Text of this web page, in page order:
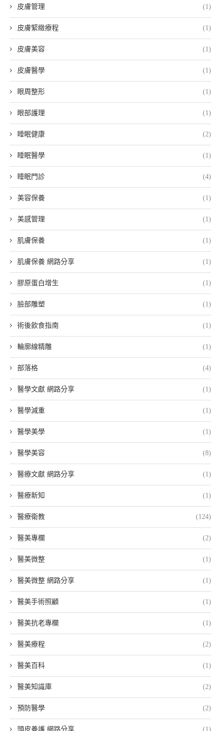
皮膚管理 (1)
皮膚緊緻療程 (1)
皮膚美容 (1)
皮膚醫學 (1)
眼周整形 (1)
眼部護理 (1)
睡眠健康 (2)
睡眠醫學 (1)
睡眠門診 (4)
美容保養 (1)
美感管理 (1)
肌膚保養 (1)
肌膚保養 網路分享 (1)
膠原蛋白增生 (1)
臉部雕塑 (1)
術後飲食指南 (1)
輪廓線精雕 (1)
部落格 (4)
醫學文獻 網路分享 (1)
醫學減重 (1)
醫學美學 (1)
醫學美容 (8)
醫療文獻 網路分享 (1)
醫療新知 (1)
醫療衛教 (124)
醫美專欄 (2)
醫美微整 (1)
醫美微整 網路分享 (1)
醫美手術照顧 (1)
醫美抗老專欄 (1)
醫美療程 (2)
醫美百科 (1)
醫美知識庫 (2)
預防醫學 (2)
頭皮養護 網路分享 (1)